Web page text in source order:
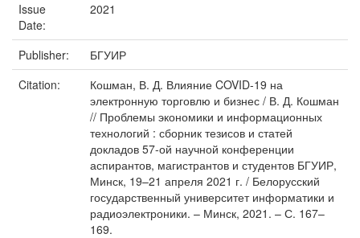
Issue
Date:
2021
Publisher:
БГУИР
Citation:
Кошман, В. Д. Влияние COVID-19 на
электронную торговлю и бизнес / В. Д. Кошман
// Проблемы экономики и информационных
технологий : сборник тезисов и статей
докладов 57-ой научной конференции
аспирантов, магистрантов и студентов БГУИР,
Минск, 19–21 апреля 2021 г. / Белорусский
государственный университет информатики и
радиоэлектроники. – Минск, 2021. – С. 167–
169.